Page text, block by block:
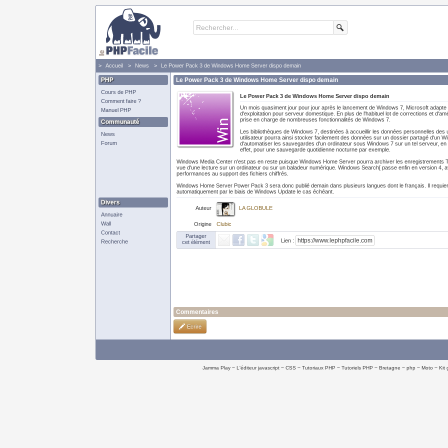
Accueil News Le Power Pack 3 de Windows Home Server dispo demain
PHP
Cours de PHP
Comment faire ?
Manuel PHP
Communauté
News
Forum
Divers
Annuaire
Wall
Contact
Recherche
Le Power Pack 3 de Windows Home Server dispo demain
Le Power Pack 3 de Windows Home Server dispo demain
Un mois quasiment jour pour jour après le lancement de Windows 7, Microsoft
d'exploitation pour serveur domestique. En plus de l'habituel lot de corrections et
prise en charge de nombreuses fonctionnalités de Windows 7.
Les bibliothèques de Windows 7, destinées à accueillir les données personnelles
utilisateur pourra ainsi stocker facilement des données sur un dossier partagé d'un
d'automatiser les sauvegardes d'un ordinateur sous Windows 7 sur un tel serveur,
effet, pour une sauvegarde quotidienne nocturne par exemple.
Windows Media Center n'est pas en reste puisque Windows Home Server pourra archiver les enregistrements
vue d'une lecture sur un ordinateur ou sur un baladeur numérique. Windows Search[ passe enfin en version 4,
performances au support des fichiers chiffrés.
Windows Home Server Power Pack 3 sera donc publié demain dans plusieurs langues dont le français. Il
automatiquement par le biais de Windows Update le cas échéant.
Auteur LA GLOBULE
Origine
Clubic
Partager
cet élément
Lien :
Commentaires
Ecrire
Jamma Play L'éditeur javascript CSS Tutoriaux PHP Tutoriels PHP Bretagne php Moto Kit